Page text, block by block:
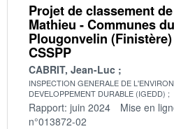
Projet de classement
Mathieu - Communes
Plougonvelin
CSSPP
CABRIT, Jean-Luc
INSPECTION GENERALE DE
DEVELOPPEMENT DURABLE (IGEDD)
Rapport: juin 2024 Mise en
n°013872-02